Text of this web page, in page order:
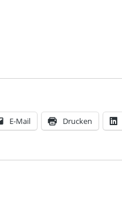
E-Mail Drucken